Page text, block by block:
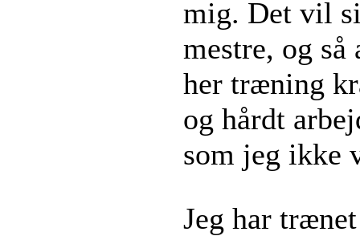
mig. Det vil
mestre, og
her træning
og hårdt
som jeg ikke
Jeg har